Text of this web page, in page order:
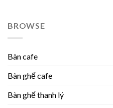
BROWSE
Bàn cafe
Bàn ghế cafe
Bàn ghế thanh lý